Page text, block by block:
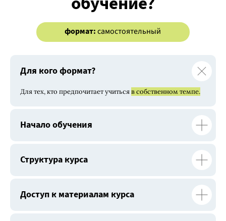
формат:самостоятельный
Для кого формат?
Для тех, кто предпочитает учитьсяв собственном темпе.
Начало обучения
Структура курса
Доступ к материалам курса